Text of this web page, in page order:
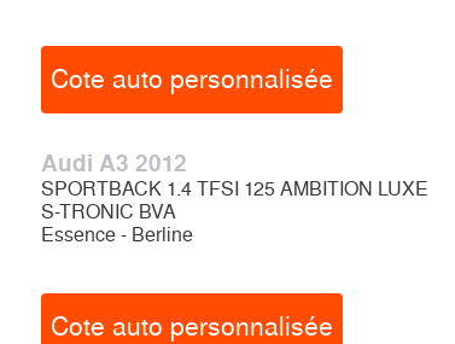
Cote auto personnalisée
Audi A3 2012
SPORTBACK 1.4 TFSI 125 AMBITION LUXE
S-TRONIC BVA
Essence - Berline
Cote auto personnalisée